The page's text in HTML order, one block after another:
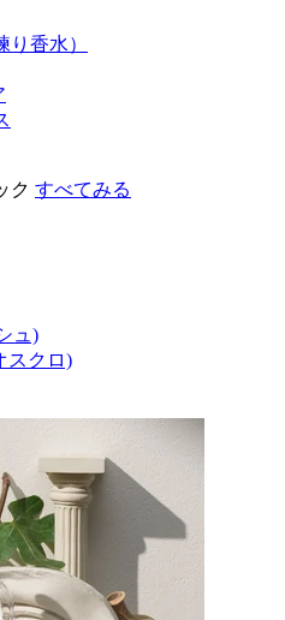
香水）
ク すべてみる
ュ)
スクロ)